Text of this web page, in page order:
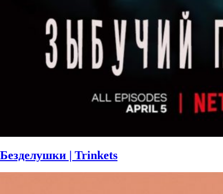
Безделушки | Trinkets